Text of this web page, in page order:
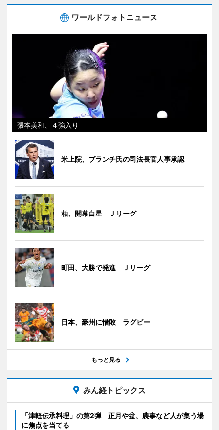
ワールドフォトニュース
張本美和、４強入り
米上院、ブランチ氏の司法長官人事承認
柏、開幕白星 Ｊリーグ
町田、大勝で発進 Ｊリーグ
日本、豪州に惜敗 ラグビー
もっと見る
みん経トピックス
「津軽伝承料理」の第2弾 正月や盆、農事など人が集う場
に焦点を当てる